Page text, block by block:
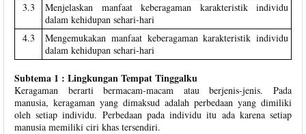
3.3
Menjelaskan manfaat keberagaman karakteristik individu
dalam kehidupan sehari-hari
4.3
Mengemukakan manfaat keberagaman karakteristik individu
dalam kehidupan sehari-hari
Subtema 1 : Lingkungan Tempat Tinggalku
Keragaman berarti bermacam-macam atau berjenis-jenis. Pada
manusia, keragaman yang dimaksud adalah perbedaan yang dimiliki
oleh setiap individu. Perbedaan pada individu itu ada karena setiap
manusia memiliki ciri khas tersendiri.